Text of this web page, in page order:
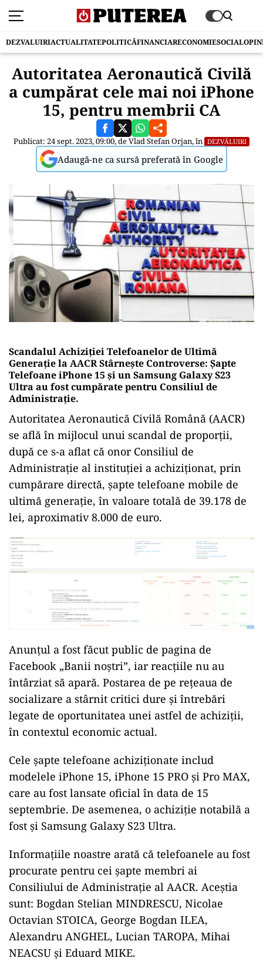
DEZVALUIRIACTUALITATEPOLITICĂFINANCIARECONOMIESOCIAL
Autoritatea Aeronautică Civilă
a cumpărat cele mai noi iPhone
15, pentru membrii CA
Publicat: 24 sept. 2023, 09:00, deVlad Stefan Orjan, în DEZVĂLUIRI
Adaugă-ne ca sursă preferată în Google
Scandalul Achiziției Telefoanelor de Ultimă
Generație la AACR Stârnește Controverse: Șapte
Telefoane iPhone 15 și un Samsung Galaxy S23
Ultra au fost cumpărate pentru Consiliul de
Administrație.
Autoritatea Aeronautică Civilă Română (AACR)
se află în mijlocul unui scandal de proporții,
după ce s-a aflat că onor Consiliul de
Administrație al instituției a achiziționat, prin
cumpărare directă, șapte telefoane mobile de
ultimă generație, în valoare totală de 39.178 de
lei, aproximativ 8.000 de euro.
Anunțul a fost făcut public de pagina de
Facebook „Banii noștri”, iar reacțiile nu au
întârziat să apară. Postarea de pe rețeaua de
socializare a stârnit critici dure și întrebări
legate de oportunitatea unei astfel de achiziții,
în contextul economic actual.
ad
Cele șapte telefoane achiziționate includ
modelele iPhone 15, iPhone 15 PRO și Pro MAX,